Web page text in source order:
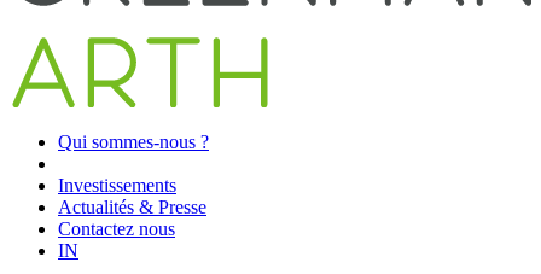
Qui sommes-nous ?
Investissements
Actualités & Presse
Contactez nous
IN